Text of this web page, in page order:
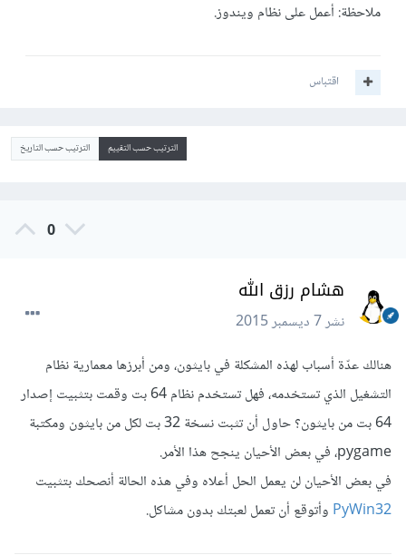
ملاحظة: أعمل على نظام ويندوز.
اقتباس
الترتيب حسب التقييم الترتيب حسب التاريخ
0
هشام رزق الله
نشر7 ديسمبر 2015
هنالك عدّة أسباب لهذه المشكلة في بايثون، ومن أبرزها معمارية نظام
التشغيل الذي تستخدمه، فهل تستخدم نظام 64 بت وقمت بتثبيت إصدار
64 بت من بايثون؟ حاول أن تثبت نسخة 32 بت لكل من بايثون ومكتبة
pygame، في بعض الأحيان ينجح هذا الأمر.
في بعض الأحيان لن يعمل الحل أعلاه وفي هذه الحالة أنصحك بتثبيت
PyWin32وأتوقع أن تعمل لعبتك بدون مشاكل.